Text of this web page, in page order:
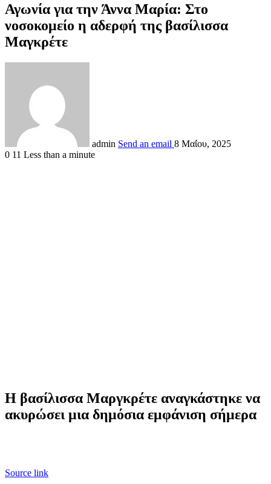
Αγωνία για την Άννα Μαρία: Στο
νοσοκομείο η αδερφή της βασίλισσα
Μαγκρέτε
admin Send an email 8 Μαΐου, 2025
0 11 Less than a minute
Η βασίλισσα Μαργκρέτε αναγκάστηκε να
ακυρώσει μια δημόσια εμφάνιση σήμερα
Source link